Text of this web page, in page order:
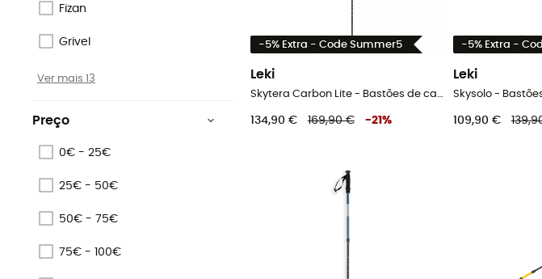
Fizan
Grivel
Ver mais 13
Preço
0€ - 25€
25€ - 50€
50€ - 75€
75€ - 100€
-5% Extra - Code Summer5
Leki
Skytera Carbon Lite - Bastões de caminhada
134,90 € 169,90 € -21 %
-5% Extra -
Leki
Skysolo -
109,90 €